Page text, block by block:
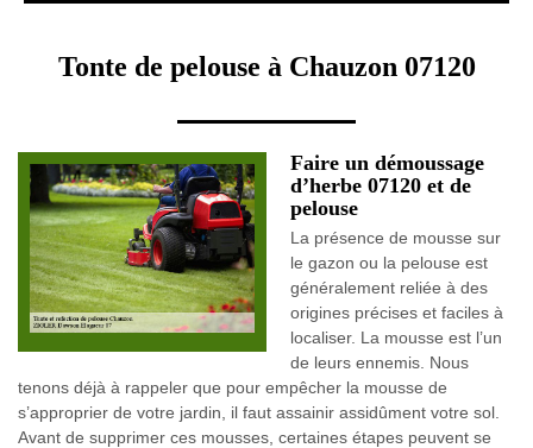
Tonte de pelouse à Chauzon 07120
Faire un démoussage
d’herbe 07120 et de
pelouse
La présence de mousse sur
le gazon ou la pelouse est
généralement reliée à des
origines précises et faciles à
localiser. La mousse est l’un
de leurs ennemis. Nous
tenons déjà à rappeler que pour empêcher la mousse de
s’approprier de votre jardin, il faut assainir assidûment votre sol.
Avant de supprimer ces mousses, certaines étapes peuvent se